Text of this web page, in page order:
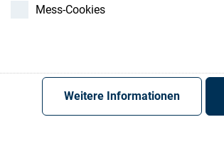
Mess-Cookies
Weitere Informationen